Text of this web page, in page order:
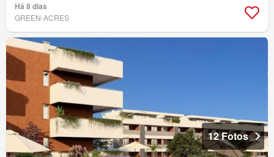
Há 8 dias
GREEN-ACRES
12 Fotos